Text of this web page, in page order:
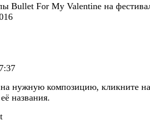
Bullet For My Valentine на
нужную композицию, кликните на
названия.